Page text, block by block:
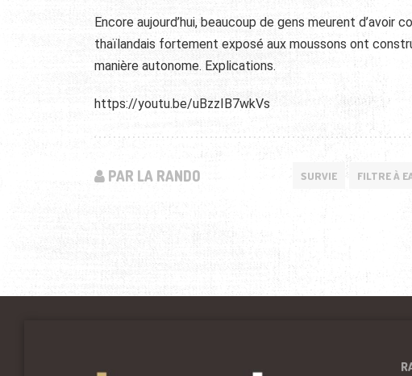
Encore aujourd’hui, beaucoup de gens meurent d’avoir
thaïlandais fortement exposé aux moussons ont
manière autonome. Explications.
https://youtu.be/uBzzIB7wkVs
PAR LA RANDO SURVIE FILTRE À